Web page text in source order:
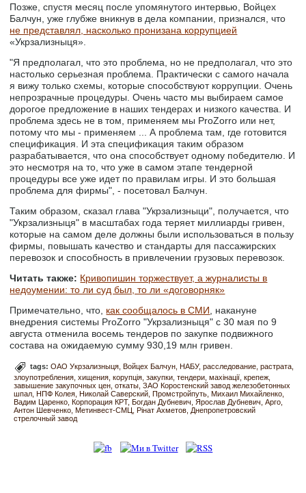
Позже, спустя месяц после упомянутого интервью, Войцех
Балчун, уже глубже вникнув в дела компании, признался, что
не представлял, насколько пронизана коррупцией
«Укрзализныця».
"Я предполагал, что это проблема, но не предполагал, что это
настолько серьезная проблема. Практически с самого начала
я вижу только схемы, которые способствуют коррупции. Очень
непрозрачные процедуры. Очень часто мы выбираем самое
дорогое предложение в наших тендерах и низкого качества. И
проблема здесь не в том, применяем мы ProZorro или нет,
потому что мы - применяем ... А проблема там, где готовится
спецификация. И эта спецификация таким образом
разрабатывается, что она способствует одному победителю. И
это несмотря на то, что уже в самом этапе тендерной
процедуры все уже идет по правилам игры. И это большая
проблема для фирмы", - посетовал Балчун.
Таким образом, сказал глава "Укрзализныци", получается, что
"Укрзализныця" в масштабах года теряет миллиарды гривен,
которые на самом деле должны были использоваться в пользу
фирмы, повышать качество и стандарты для пассажирских
перевозок и способность в привлечении грузовых перевозок.
Читать также: Кривопишин торжествует, а журналисты в
недоумении: то ли суд был, то ли «договорняк»
Примечательно, что, как сообщалось в СМИ , накануне
внедрения системы ProZorrо "Укрзализныця" с 30 мая по 9
августа отменила восемь тендеров по закупке подвижного
состава на ожидаемую сумму 930,19 млн гривен.
tags:ОАО Укрзализныця Войцех Балчун НАБУ расследование растрата
злоупотребления хищения корупція закупки тендери махінації крепеж
завышение закупочных цен откаты ЗАО Коростенский завод железобетонных
шпал НПФ Колея Николай Саверский Промстройпуть Михаил Михайленко
Вадим Царенко Корпорация КРТ Богдан Дубневич Ярослав Дубневич
Арго
Антон Шевченко Метинвест-СМЦ Рінат Ахметов Днепропетровский
стрелочный завод